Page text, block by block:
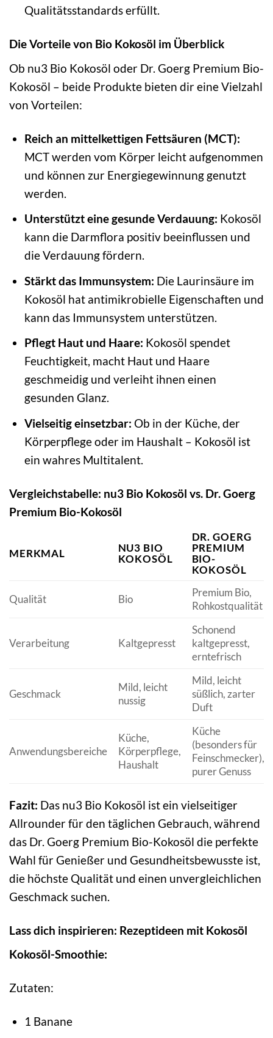
Qualitätsstandards erfüllt.
Die Vorteile von Bio Kokosöl im Überblick
Ob nu3 Bio Kokosöl oder Dr. Goerg Premium Bio-
Kokosöl – beide Produkte bieten dir eine Vielzahl
von Vorteilen:
Reich an mittelkettigen Fettsäuren (MCT):
MCT werden vom Körper leicht aufgenommen
und können zur Energiegewinnung genutzt
werden.
Unterstützt eine gesunde Verdauung: Kokosöl
kann die Darmflora positiv beeinflussen und
die Verdauung fördern.
Stärkt das Immunsystem: Die Laurinsäure im
Kokosöl hat antimikrobielle Eigenschaften und
kann das Immunsystem unterstützen.
Pflegt Haut und Haare: Kokosöl spendet
Feuchtigkeit, macht Haut und Haare
geschmeidig und verleiht ihnen einen
gesunden Glanz.
Vielseitig einsetzbar: Ob in der Küche, der
Körperpflege oder im Haushalt – Kokosöl ist
ein wahres Multitalent.
Vergleichstabelle: nu3 Bio Kokosöl vs. Dr. Goerg
Premium Bio-Kokosöl
MERKMAL
NU3 BIO
KOKOSÖL
DR. GOERG
PREMIUM
BIO-
KOKOSÖL
Qualität Bio
Premium Bio,
Rohkostqualität
Verarbeitung Kaltgepresst
Schonend
kaltgepresst,
erntefrisch
Geschmack
Mild, leicht
nussig
Mild, leicht
süßlich, zarter
Duft
Anwendungsbereiche
Küche,
Körperpflege,
Haushalt
Küche
(besonders für
Feinschmecker),
purer Genuss
Fazit: Das nu3 Bio Kokosöl ist ein vielseitiger
Allrounder für den täglichen Gebrauch, während
das Dr. Goerg Premium Bio-Kokosöl die perfekte
Wahl für Genießer und Gesundheitsbewusste ist,
die höchste Qualität und einen unvergleichlichen
Geschmack suchen.
Lass dich inspirieren: Rezeptideen mit Kokosöl
Kokosöl-Smoothie:
Zutaten:
1 Banane